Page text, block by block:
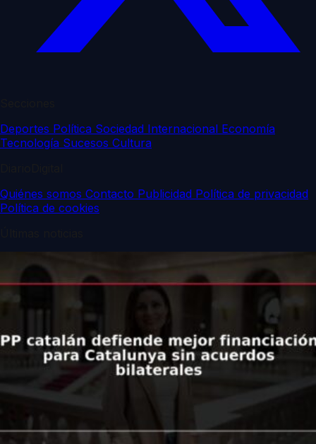
Deportes Política Sociedad Internacional Economía
Tecnología Sucesos Cultura
Quiénes somos Contacto Publicidad Política de privacidad
Política de cookies